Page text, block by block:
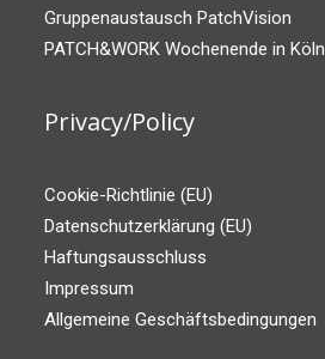
Gruppenaustausch PatchVision
PATCH&WORK Wochenende in Köln
Privacy/Policy
Cookie-Richtlinie (EU)
Datenschutzerklärung (EU)
Haftungsausschluss
Impressum
Allgemeine Geschäftsbedingungen